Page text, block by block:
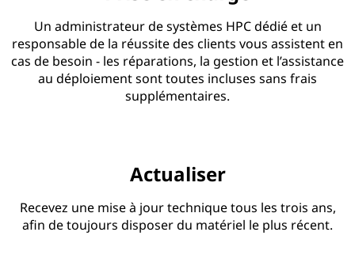
Un administrateur de systèmes HPC dédié et un
responsable de la réussite des clients vous assistent en
cas de besoin - les réparations, la gestion et l’assistance
au déploiement sont toutes incluses sans frais
supplémentaires.
Actualiser
Recevez une mise à jour technique tous les trois ans,
afin de toujours disposer du matériel le plus récent.